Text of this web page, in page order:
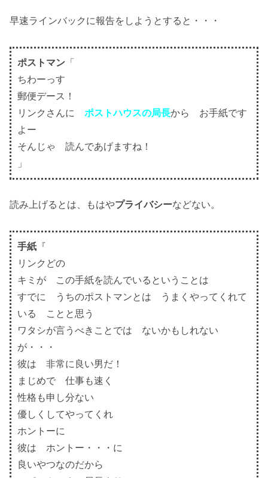
早速ラインバックに報告をしようとすると・・・
ポストマン 「
ちわーっす
郵便デース！
リンクさんに ポストハウスの局長から お手紙です
よー
そんじゃ 読んであげますね！
」
読み上げるとは、もはやプライバシーなどない。
手紙 『
リンクどの
キミが この手紙を読んでいるということは
すでに うちのポストマンとは うまくやってくれて
いる ことと思う
ワタシが言うべきことでは ないかもしれない
が・・・
彼は 非常に良い男だ！
まじめで 仕事も速く
性格も申し分ない
優しくしてやってくれ
ホントーに
彼は ホントー・・・に
良いやつなのだから